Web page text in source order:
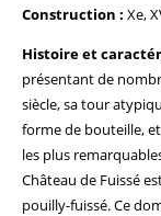
Construction : Xe,
Histoire et
présentant de
siècle, sa tour
forme de bouteille,
les plus
Château de Fuissé
pouilly-fuissé. Ce